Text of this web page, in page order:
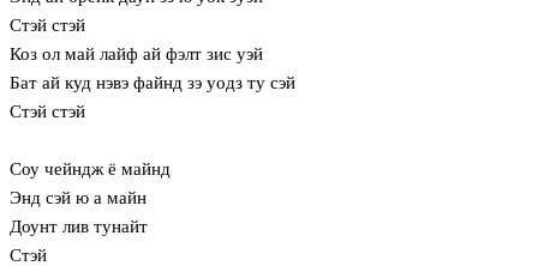
Стэй стэй
Коз ол май лайф ай фэлт зис уэй
Бат ай куд нэвэ файнд зэ уодз ту сэй
Стэй стэй
Соу чейндж ё майнд
Энд сэй ю а майн
Доунт лив тунайт
Стэй